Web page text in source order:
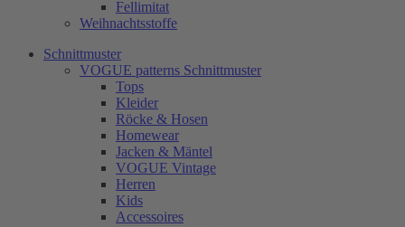
Fellimitat
Weihnachtsstoffe
Schnittmuster
VOGUE patterns Schnittmuster
Tops
Kleider
Röcke & Hosen
Homewear
Jacken & Mäntel
VOGUE Vintage
Herren
Kids
Accessoires